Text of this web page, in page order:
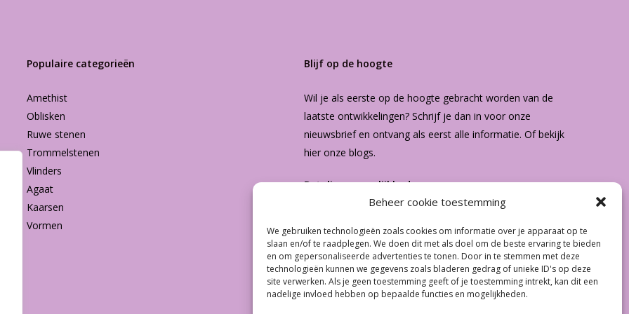
Beheer cookie toestemming
We gebruiken technologieën zoals cookies om informatie over je apparaat op te
slaan en/of te raadplegen. We doen dit met als doel om de beste ervaring te bieden
en om gepersonaliseerde advertenties te tonen. Door in te stemmen met deze
technologieën kunnen we gegevens zoals bladeren gedrag of unieke ID's op deze
site verwerken. Als je geen toestemming geeft of je toestemming intrekt, kan dit een
nadelige invloed hebben op bepaalde functies en mogelijkheden.
Subtotaal: €0.00
Bekijk Winkelwagen Afrekenen
Populaire categorieën
Amethist
Oblisken
Ruwe stenen
Trommelstenen
Vlinders
Agaat
Kaarsen
Vormen
Blijf op de hoogte
Wil je als eerste op de hoogte gebracht worden van de
laatste ontwikkelingen? Schrijf je dan in voor onze
nieuwsbriefen ontvang als eerst alle informatie. Of bekijk
hier onzeblogs.
Betalingsmogelijkheden